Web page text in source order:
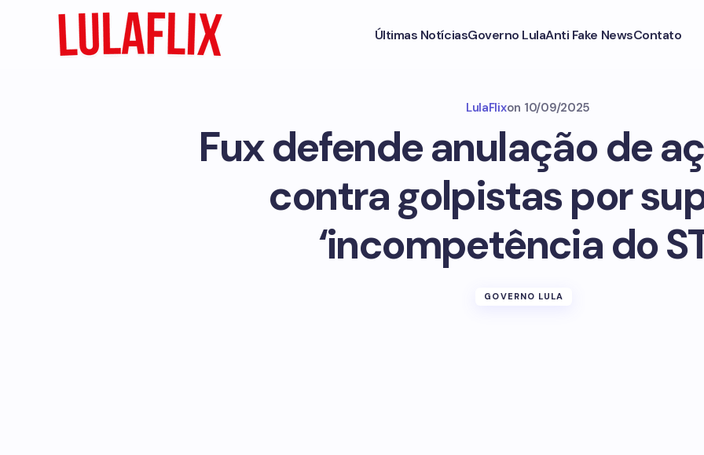
Últimas NotíciasGoverno LulaAnti Fake NewsContato
LulaFlixon 10/09/2025
Fux defende anulação de
contra golpistas por
‘incompetência do
GOVERNO LULA